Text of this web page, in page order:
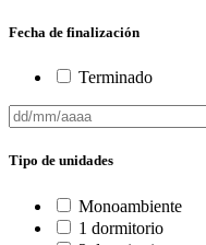
Fecha de finalización
Terminado
Tipo de unidades
Monoambiente
1 dormitorio